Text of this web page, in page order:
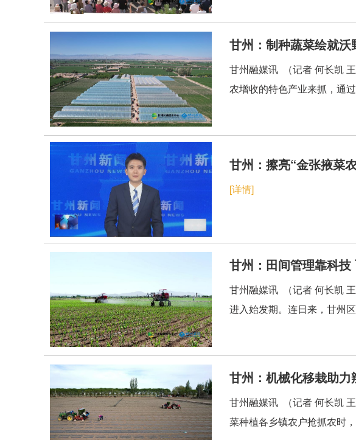
甘州：制种蔬菜绘就沃
甘州融媒讯 （记者 何长凯
农增收的特色产业来抓，通
甘州：擦亮“金张掖菜
[详情]
甘州：田间管理靠科
甘州融媒讯 （记者 何长凯
进入始发期。连日来，甘州
甘州：机械化移栽助力
甘州融媒讯 （记者 何长凯
菜种植各乡镇农户抢抓农时